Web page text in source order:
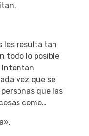
les resulta tan
todo lo posible
Intentan
vez que se
que las
como…